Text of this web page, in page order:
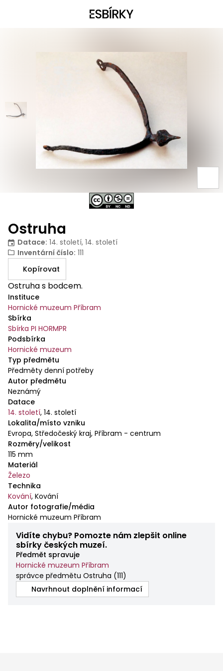
Ostruha
Datace: 14. století, 14. století
Inventární číslo: 111
Kopírovat
Ostruha s bodcem.
Instituce
Hornické muzeum Příbram
Sbírka
Sbírka PI HORMPR
Podsbírka
Hornické muzeum
Typ předmětu
Předměty denní potřeby
Autor předmětu
Neznámý
Datace
14. století, 14. století
Lokalita/místo vzniku
Evropa, Středočeský kraj, Příbram - centrum
Rozměry/velikost
115 mm
Materiál
Železo
Technika
Kování, Kování
Autor fotografie/média
Hornické muzeum Příbram
Vidíte chybu? Pomozte nám zlepšit online
sbírky českých muzeí.
Předmět spravuje
Hornické muzeum Příbram
správce předmětu Ostruha (111)
Navrhnout doplnění informací